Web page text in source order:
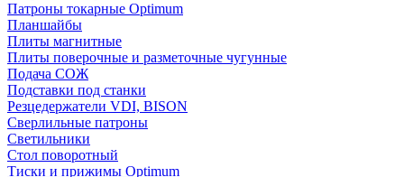
Патроны токарные Optimum
Планшайбы
Плиты магнитные
Плиты поверочные и разметочные чугунные
Подача СОЖ
Подставки под станки
Резцедержатели VDI, BISON
Сверлильные патроны
Светильники
Стол поворотный
Тиски и прижимы Optimum